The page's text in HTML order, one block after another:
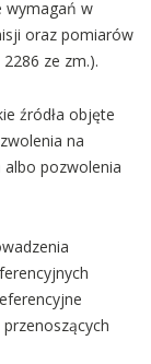
wymagań w
oraz pomiarów
ze zm.).
źródła objęte
na
pozwolenia